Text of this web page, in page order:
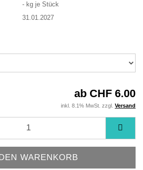
- kg je Stück
31.01.2027
ab CHF 6.00
inkl. 8.1% MwSt. zzgl. Versand